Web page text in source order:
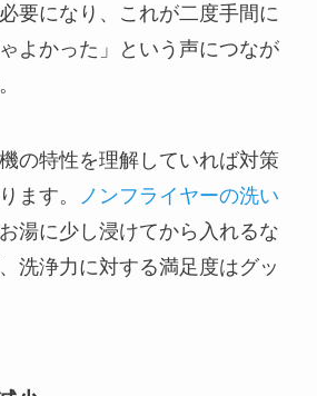
要になり、これが二度手間に
よかった」という声につなが
の特性を理解していれば対策
ます。
ノンフライヤーの洗い
湯に少し浸けてから入れるな
洗浄力に対する満足度はグッ